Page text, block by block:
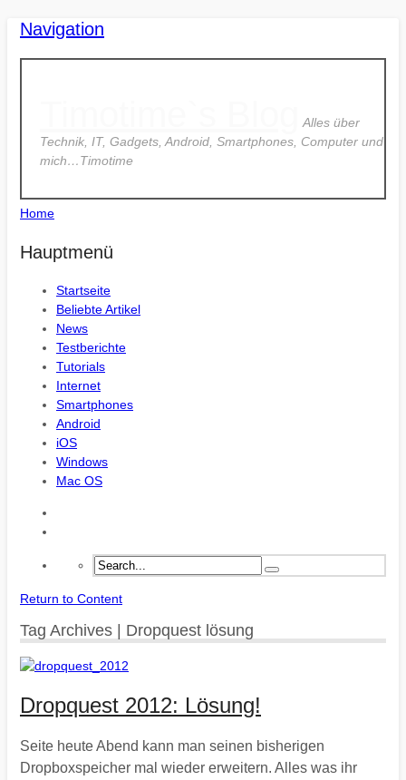
Navigation
Alles über
Technik, IT, Gadgets, Android, Smartphones, Computer und
mich…Timotime
Home
Hauptmenü
Startseite
Beliebte Artikel
News
Testberichte
Tutorials
Internet
Smartphones
Android
iOS
Windows
Mac OS
Return to Content
Tag Archives | Dropquest lösung
Dropquest 2012: Lösung!
Seite heute Abend kann man seinen bisherigen
Dropboxspeicher mal wieder erweitern. Alles was ihr